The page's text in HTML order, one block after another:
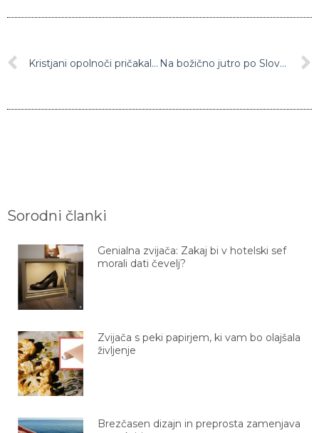
Kristjani opolnoči pričakali božič, škofje v pridigah poudarili notranji pomen praznika Na božično jutro po Sloveniji velike temperaturne razlike
Sorodni članki
Genialna zvijača: Zakaj bi v hotelski sef
morali dati čevelj?
Zvijača s peki papirjem, ki vam bo olajšala
življenje
Brezčasen dizajn in preprosta zamenjava